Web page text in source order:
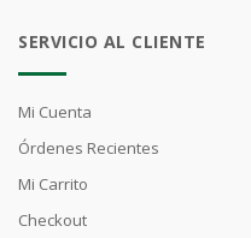
SERVICIO AL CLIENTE
Mi Cuenta
Órdenes Recientes
Mi Carrito
Checkout